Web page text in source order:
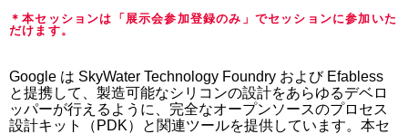
＊本セッションは「展示会参加登録のみ」でセッションに参加いた
だけます。
Google は SkyWater Technology Foundry および Efabless
と提携して、製造可能なシリコンの設計をあらゆるデベロ
ッパーが行えるように、完全なオープンソースのプロセス
設計キット（PDK）と関連ツールを提供しています。本セ